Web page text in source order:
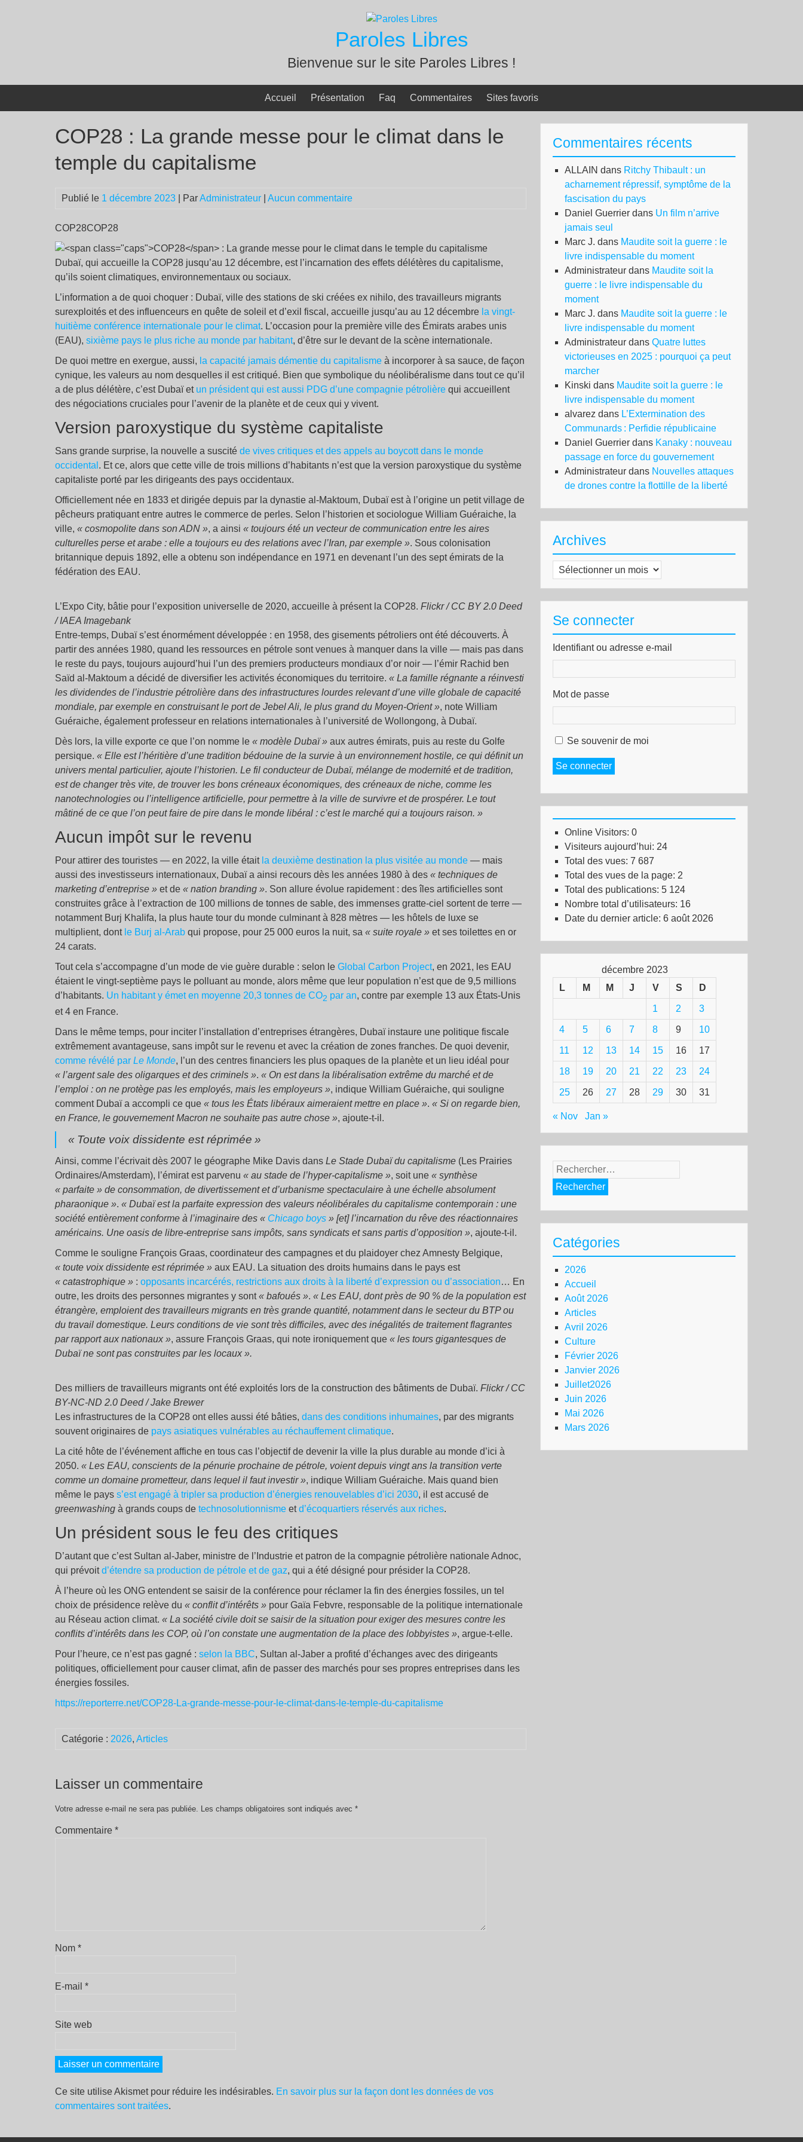
Paroles Libres
Bienvenue sur le site Paroles Libres !
Accueil Présentation Faq Commentaires Sites favoris
COP28 : La grande messe pour le climat dans le
temple du capitalisme
Publié le 1 décembre 2023 | ParAdministrateur Aucun commentaire
COP28COP28
Dubaï, qui accueille la COP28 jusqu’au 12 décembre, est l’incarnation des effets délétères du capitalisme,
qu’ils soient climatiques, environnementaux ou sociaux.
L’information a de quoi choquer : Dubaï, ville des stations de ski créées ex nihilo, des travailleurs migrants
surexploités et des influenceurs en quête de soleil et d’exil fiscal, accueille jusqu’au au 12 décembre la vingt-
huitième conférence internationale pour le climat. L’occasion pour la première ville des Émirats arabes unis
(EAU), sixième pays le plus riche au monde par habitant, d’être sur le devant de la scène internationale.
De quoi mettre en exergue, aussi, la capacité jamais démentie du capitalisme à incorporer à sa sauce, de façon
cynique, les valeurs au nom desquelles il est critiqué. Bien que symbolique du néolibéralisme dans tout ce qu’il
a de plus délétère, c’est Dubaï et un président qui est aussi PDG d’une compagnie pétrolière qui accueillent
des négociations cruciales pour l’avenir de la planète et de ceux qui y vivent.
Version paroxystique du système capitaliste
Sans grande surprise, la nouvelle a suscité de vives critiques et des appels au boycott dans le monde
occidental . Et ce, alors que cette ville de trois millions d’habitants n’est que la version paroxystique du système
capitaliste porté par les dirigeants des pays occidentaux.
Officiellement née en 1833 et dirigée depuis par la dynastie al-Maktoum, Dubaï est à l’origine un petit village de
pêcheurs pratiquant entre autres le commerce de perles. Selon l’historien et sociologue William Guéraiche, la
ville, « cosmopolite dans son ADN », a ainsi « toujours été un vecteur de communication entre les aires
culturelles perse et arabe : elle a toujours eu des relations avec l’Iran, par exemple ». Sous colonisation
britannique depuis 1892, elle a obtenu son indépendance en 1971 en devenant l’un des sept émirats de la
fédération des EAU.
L’Expo City, bâtie pour l’exposition universelle de 2020, accueille à présent la COP28. Flickr / CC BY 2.0 Deed
/ IAEA Imagebank
Entre-temps, Dubaï s’est énormément développée : en 1958, des gisements pétroliers ont été découverts. À
partir des années 1980, quand les ressources en pétrole sont venues à manquer dans la ville — mais pas dans
le reste du pays, toujours aujourd’hui l’un des premiers producteurs mondiaux d’or noir — l’émir Rachid ben
Saïd al-Maktoum a décidé de diversifier les activités économiques du territoire. « La famille régnante a réinvesti
les dividendes de l’industrie pétrolière dans des infrastructures lourdes relevant d’une ville globale de capacité
mondiale, par exemple en construisant le port de Jebel Ali, le plus grand du Moyen-Orient », note William
Guéraiche, également professeur en relations internationales à l’université de Wollongong, à Dubaï.
Dès lors, la ville exporte ce que l’on nomme le « modèle Dubaï » aux autres émirats, puis au reste du Golfe
persique. « Elle est l’héritière d’une tradition bédouine de la survie à un environnement hostile, ce qui définit un
univers mental particulier, ajoute l’historien. Le fil conducteur de Dubaï, mélange de modernité et de tradition,
est de changer très vite, de trouver les bons créneaux économiques, des créneaux de niche, comme les
nanotechnologies ou l’intelligence artificielle, pour permettre à la ville de survivre et de prospérer. Le tout
mâtiné de ce que l’on peut faire de pire dans le monde libéral : c’est le marché qui a toujours raison. »
Aucun impôt sur le revenu
Pour attirer des touristes — en 2022, la ville était la deuxième destination la plus visitée au monde — mais
aussi des investisseurs internationaux, Dubaï a ainsi recours dès les années 1980 à des « techniques de
marketing d’entreprise » et de « nation branding ». Son allure évolue rapidement : des îles artificielles sont
construites grâce à l’extraction de 100 millions de tonnes de sable, des immenses gratte-ciel sortent de terre —
notamment Burj Khalifa, la plus haute tour du monde culminant à 828 mètres — les hôtels de luxe se
multiplient, dont le Burj al-Arab qui propose, pour 25 000 euros la nuit, sa « suite royale » et ses toilettes en or
24 carats.
Tout cela s’accompagne d’un mode de vie guère durable : selon le Global Carbon Project, en 2021, les EAU
étaient le vingt-septième pays le polluant au monde, alors même que leur population n’est que de 9,5 millions
d’habitants. Un habitant y émet en moyenne 20,3 tonnes de CO2 par an, contre par exemple 13 aux États-Unis
et 4 en France.
Dans le même temps, pour inciter l’installation d’entreprises étrangères, Dubaï instaure une politique fiscale
extrêmement avantageuse, sans impôt sur le revenu et avec la création de zones franches. De quoi devenir,
comme révélé par Le Monde, l’un des centres financiers les plus opaques de la planète et un lieu idéal pour
« l’argent sale des oligarques et des criminels ». « On est dans la libéralisation extrême du marché et de
l’emploi : on ne protège pas les employés, mais les employeurs », indique William Guéraiche, qui souligne
comment Dubaï a accompli ce que « tous les États libéraux aimeraient mettre en place ». « Si on regarde bien,
en France, le gouvernement Macron ne souhaite pas autre chose », ajoute-t-il.
« Toute voix dissidente est réprimée »
Ainsi, comme l’écrivait dès 2007 le géographe Mike Davis dans Le Stade Dubaï du capitalisme (Les Prairies
Ordinaires/Amsterdam), l’émirat est parvenu « au stade de l’hyper-capitalisme », soit une « synthèse
« parfaite » de consommation, de divertissement et d’urbanisme spectaculaire à une échelle absolument
pharaonique ». « Dubaï est la parfaite expression des valeurs néolibérales du capitalisme contemporain : une
société entièrement conforme à l’imaginaire des « Chicago boys » [et] l’incarnation du rêve des réactionnaires
américains. Une oasis de libre-entreprise sans impôts, sans syndicats et sans partis d’opposition », ajoute-t-il.
Comme le souligne François Graas, coordinateur des campagnes et du plaidoyer chez Amnesty Belgique,
« toute voix dissidente est réprimée » aux EAU. La situation des droits humains dans le pays est
« catastrophique » : opposants incarcérés, restrictions aux droits à la liberté d’expression ou d’association… En
outre, les droits des personnes migrantes y sont« bafoués ». « Les EAU, dont près de 90 % de la population est
étrangère, emploient des travailleurs migrants en très grande quantité, notamment dans le secteur du BTP ou
du travail domestique. Leurs conditions de vie sont très difficiles, avec des inégalités de traitement flagrantes
par rapport aux nationaux », assure François Graas, qui note ironiquement que « les tours gigantesques de
Dubaï ne sont pas construites par les locaux ».
Des milliers de travailleurs migrants ont été exploités lors de la construction des bâtiments de Dubaï. Flickr / CC
BY-NC-ND 2.0 Deed / Jake Brewer
Les infrastructures de la COP28 ont elles aussi été bâties, dans des conditions inhumaines, par des migrants
souvent originaires de pays asiatiques vulnérables au réchauffement climatique.
La cité hôte de l’événement affiche en tous cas l’objectif de devenir la ville la plus durable au monde d’ici à
2050. « Les EAU, conscients de la pénurie prochaine de pétrole, voient depuis vingt ans la transition verte
comme un domaine prometteur, dans lequel il faut investir », indique William Guéraiche. Mais quand bien
même le pays s’est engagé à tripler sa production d’énergies renouvelables d’ici 2030, il est accusé de
greenwashing à grands coups de technosolutionnisme etd’écoquartiers réservés aux riches.
Un président sous le feu des critiques
D’autant que c’est Sultan al-Jaber, ministre de l’Industrie et patron de la compagnie pétrolière nationale Adnoc,
qui prévoitd’étendre sa production de pétrole et de gaz, qui a été désigné pour présider la COP28.
À l’heure où les ONG entendent se saisir de la conférence pour réclamer la fin des énergies fossiles, un tel
choix de présidence relève du « conflit d’intérêts » pour Gaïa Febvre, responsable de la politique internationale
au Réseau action climat. « La société civile doit se saisir de la situation pour exiger des mesures contre les
conflits d’intérêts dans les COP, où l’on constate une augmentation de la place des lobbyistes », argue-t-elle.
Pour l’heure, ce n’est pas gagné : selon la BBC, Sultan al-Jaber a profité d’échanges avec des dirigeants
politiques, officiellement pour causer climat, afin de passer des marchés pour ses propres entreprises dans les
énergies fossiles.
https://reporterre.net/COP28-La-grande-messe-pour-le-climat-dans-le-temple-du-capitalisme
Catégorie : 2026, Articles
Laisser un commentaire
Votre adresse e-mail ne sera pas publiée. Les champs obligatoires sont indiqués avec *
Commentaire *
Nom *
E-mail *
Site web
Ce site utilise Akismet pour réduire les indésirables. En savoir plus sur la façon dont les données de vos
commentaires sont traitées.
Commentaires récents
ALLAIN dans Ritchy Thibault : un
acharnement répressif, symptôme de la
fascisation du pays
Daniel Guerrier dans Un film n’arrive
jamais seul
Marc J. dans Maudite soit la guerre : le
livre indispensable du moment
Administrateur dans Maudite soit la
guerre : le livre indispensable du
moment
Marc J. dans Maudite soit la guerre : le
livre indispensable du moment
Administrateur dans Quatre luttes
victorieuses en 2025 : pourquoi ça peut
marcher
Kinski dans Maudite soit la guerre : le
livre indispensable du moment
alvarez dans L’Extermination des
Communards : Perfidie républicaine
Daniel Guerrier dans Kanaky : nouveau
passage en force du gouvernement
Administrateur dans Nouvelles attaques
de drones contre la flottille de la liberté
Archives
Archives
Se connecter
Identifiant ou adresse e-mail
Mot de passe
Se souvenir de moi
Se connecter
Online Visitors: 0
Visiteurs aujourd’hui: 24
Total des vues: 7 687
Total des vues de la page: 2
Total des publications: 5 124
Nombre total d’utilisateurs: 16
Date du dernier article: 6 août 2026
décembre 2023
L
M M J V S D
1 2 3
4 5 6 7 8 9 10
11 12 13 14 15 16 17
18 19 20 21 22 23 24
25 26 27 28 29 30 31
« Nov Jan »
Rechercher :
Catégories
2026
Accueil
Août 2026
Articles
Avril 2026
Culture
Février 2026
Janvier 2026
Juillet2026
Juin 2026
Mai 2026
Mars 2026